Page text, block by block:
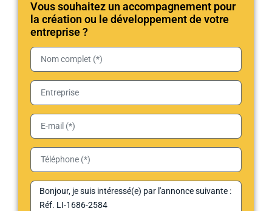
Vous souhaitez un accompagnement pour
la création ou le développement de votre
entreprise ?